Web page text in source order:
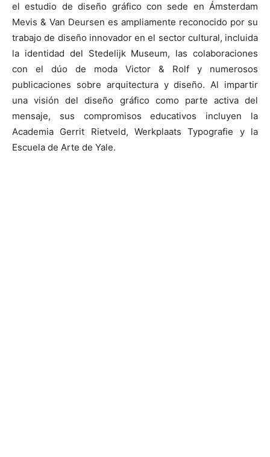
el estudio de diseño gráfico con sede en Ámsterdam
Mevis & Van Deursen es ampliamente reconocido por su
trabajo de diseño innovador en el sector cultural, incluida
la identidad del Stedelijk Museum, las colaboraciones
con el dúo de moda Victor & Rolf y numerosos
publicaciones sobre arquitectura y diseño. Al impartir
una visión del diseño gráfico como parte activa del
mensaje, sus compromisos educativos incluyen la
Academia Gerrit Rietveld, Werkplaats Typografie y la
Escuela de Arte de Yale.